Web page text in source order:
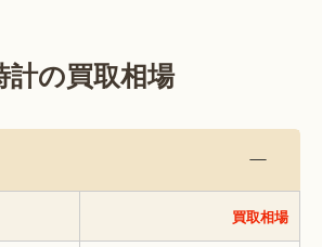
計の買取相場
買取相場